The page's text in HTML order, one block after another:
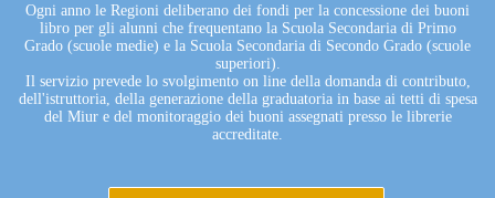
Ogni anno le Regioni deliberano dei fondi per la concessione dei buoni
libro per gli alunni che frequentano la Scuola Secondaria di Primo
Grado (scuole medie) e la Scuola Secondaria di Secondo Grado (scuole
superiori).
Il servizio prevede lo svolgimento on line della domanda di contributo,
dell'istruttoria, della generazione della graduatoria in base ai tetti di spesa
del Miur e del monitoraggio dei buoni assegnati presso le librerie
accreditate.